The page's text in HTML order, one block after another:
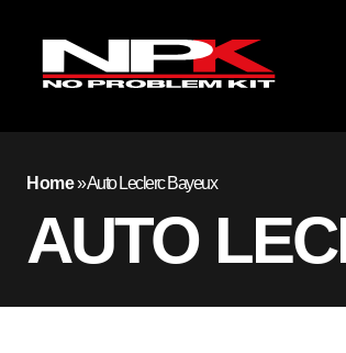
Home»Auto Leclerc Bayeux
AUTO